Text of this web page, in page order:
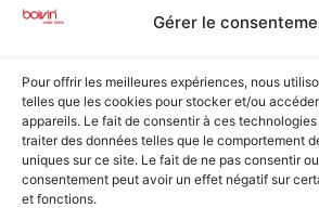
Gérer le
Pour offrir les meilleures expériences, nous
telles que les cookies pour stocker et/ou
appareils. Le fait de consentir à ces
traiter des données telles que le comportement
uniques sur ce site. Le fait de ne pas consentir
consentement peut avoir un effet négatif sur
et fonctions.
LIRE L'ARTICLE